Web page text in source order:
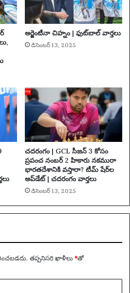
అర్జెంటీనా చిహ్నం | ఫుట్‌బాల్ వార్తలు
డిసెంబర్ 13, 2025
చదరంగం | GCL సీజన్ 3 కోసం
ప్రపంచ నంబర్ 2 హికారు నకమురా
భారతదేశానికి వస్తారా? టీమ్ షేర్‌ల
అప్‌డేట్ | చదరంగం వార్తలు
డిసెంబర్ 13, 2025
తప్పనిసరి ఖాళీలు *‌తో